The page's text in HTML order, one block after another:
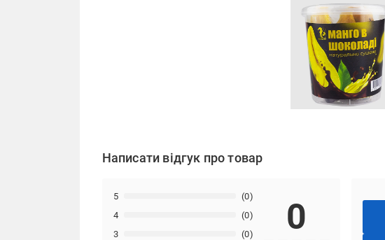
Написати відгук про товар
3 (0)
4 (0)
5 (0)
0